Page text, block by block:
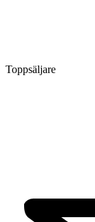
Toppsäljare